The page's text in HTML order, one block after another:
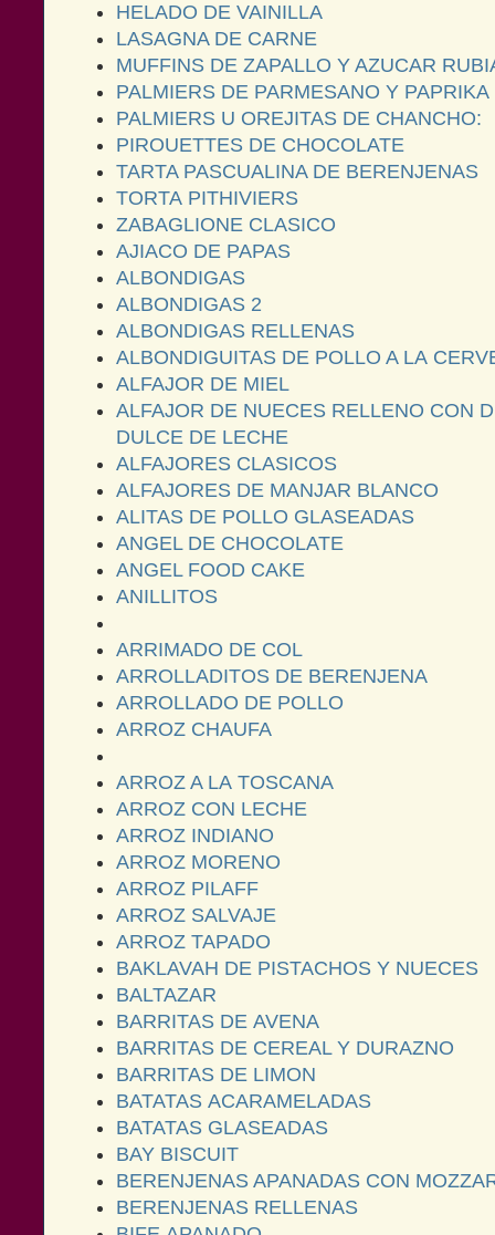
HELADO DE VAINILLA
LASAGNA DE CARNE
MUFFINS DE ZAPALLO Y AZUCAR
PALMIERS DE PARMESANO Y PAPRIKA
PALMIERS U OREJITAS DE CHANCHO:
PIROUETTES DE CHOCOLATE
TARTA PASCUALINA DE BERENJENAS
TORTA PITHIVIERS
ZABAGLIONE CLASICO
AJIACO DE PAPAS
ALBONDIGAS
ALBONDIGAS 2
ALBONDIGAS RELLENAS
ALBONDIGUITAS DE POLLO A LA
ALFAJOR DE MIEL
ALFAJOR DE NUECES RELLENO CON
DULCE DE LECHE
ALFAJORES CLASICOS
ALFAJORES DE MANJAR BLANCO
ALITAS DE POLLO GLASEADAS
ANGEL DE CHOCOLATE
ANGEL FOOD CAKE
ANILLITOS
ARRIMADO DE COL
ARROLLADITOS DE BERENJENA
ARROLLADO DE POLLO
ARROZ CHAUFA
ARROZ A LA TOSCANA
ARROZ CON LECHE
ARROZ INDIANO
ARROZ MORENO
ARROZ PILAFF
ARROZ SALVAJE
ARROZ TAPADO
BAKLAVAH DE PISTACHOS Y NUECES
BALTAZAR
BARRITAS DE AVENA
BARRITAS DE CEREAL Y DURAZNO
BARRITAS DE LIMON
BATATAS ACARAMELADAS
BATATAS GLASEADAS
BAY BISCUIT
BERENJENAS APANADAS CON
BERENJENAS RELLENAS